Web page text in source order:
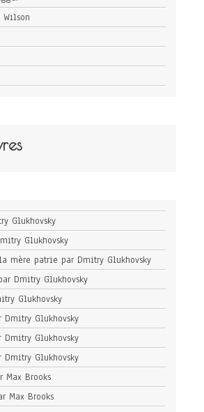
Wilson
Glukhovsky
Glukhovsky
mère patrie par Dmitry Glukhovsky
Dmitry Glukhovsky
Glukhovsky
Dmitry Glukhovsky
Dmitry Glukhovsky
Dmitry Glukhovsky
Max Brooks
Max Brooks